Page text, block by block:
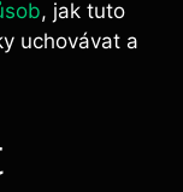
, jak tuto
uchovávat a